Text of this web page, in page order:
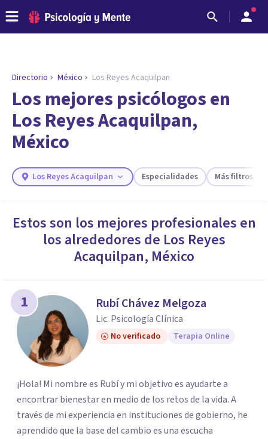
ENCONTRAR MI TERAPEUTA
¿Necesitas ayuda para encontrar el
psicólogo adecuado?
Responde a unas breves preguntas y te ofreceremos
los profesionales que más se ajustan a tus
Responder cuestionario
Directorio México Los Reyes Acaquilpan
Los mejores psicólogos en
Los Reyes Acaquilpan,
México
Los Reyes Acaquilpan Especialidades Más filtros
Estos son los mejores profesionales en
los alrededores de Los Reyes
Acaquilpan, México
1 Rubí Chávez Melgoza
Lic. Psicología Clínica
No verificado Terapia Online
¡Hola! Mi nombre es Rubí y mi objetivo es ayudarte a
encontrar bienestar en medio de los retos de la vida. A
través de mi experiencia en instituciones de gobierno, he
aprendido que la base del cambio es una escucha